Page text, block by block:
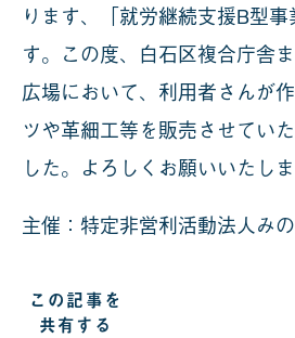
ります、「就労継続支援B型
す。この度、白石区複合庁舎
広場において、利用者さんが
ツや革細工等を販売させてい
した。よろしくお願いいたしま
主催：特定非営利活動法人み
この記事を
共有する